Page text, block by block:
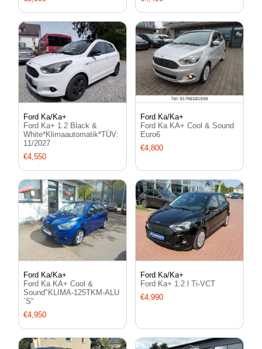
Ford Ka/Ka+
Ford Ka+ 1.2 Black &
White*Klimaautomatik*TÜV:
11/2027
€4,550
Ford Ka/Ka+
Ford Ka KA+ Cool & Sound
Euro6
€4,800
Ford Ka/Ka+
Ford Ka KA+ Cool &
Sound"KLIMA-125TKM-ALU
´S"
€4,950
Ford Ka/Ka+
Ford Ka+ 1.2 l Ti-VCT
€4,990